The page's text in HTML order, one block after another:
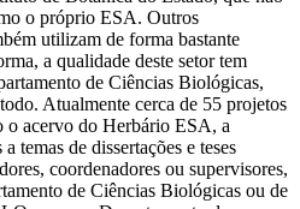
o próprio ESA. Outros
utilizam de forma bastante
a qualidade deste setor tem
de Ciências Biológicas,
Atualmente cerca de 55 projetos
o acervo do Herbário ESA, a
temas de dissertações e teses
coordenadores ou supervisores,
de Ciências Biológicas ou de